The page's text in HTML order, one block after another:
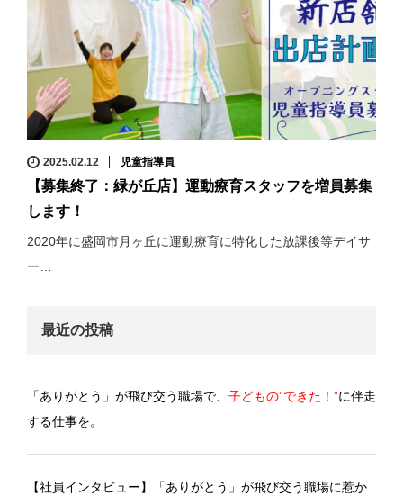
2025.02.12 児童指導員
【募集終了：緑が丘店】運動療育スタッフを増員募集
します！
2020年に盛岡市月ヶ丘に運動療育に特化した放課後等デイサ
ー…
最近の投稿
「ありがとう」が飛び交う職場で、 子どもの”できた！”に伴走
する仕事を。
【社員インタビュー】「ありがとう」が飛び交う職場に惹か